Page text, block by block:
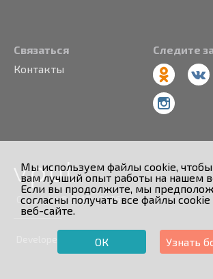
Мы используем файлы cookie, чтобы
вам лучший опыт работы на нашем
Если вы продолжите, мы
согласны получать все файлы
веб-сайте.
ОК Узнать
Связаться
Контакты
Следите
Copyright © 2013 - 2026